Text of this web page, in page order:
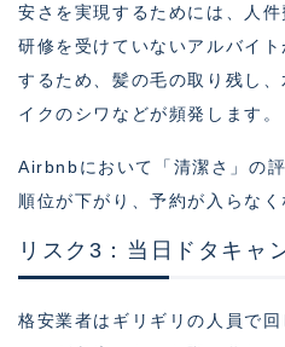
安さを実現するためには、人件
研修を受けていないアルバイ
するため、髪の毛の取り残し
イクのシワなどが頻発します。
Airbnbにおいて「清潔さ」の
順位が下がり、予約が入らなく
リスク3：当日ドタキャ
格安業者はギリギリの人員で